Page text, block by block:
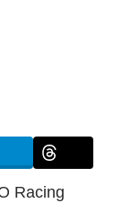
Racing